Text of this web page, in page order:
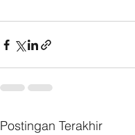
Postingan Terakhir